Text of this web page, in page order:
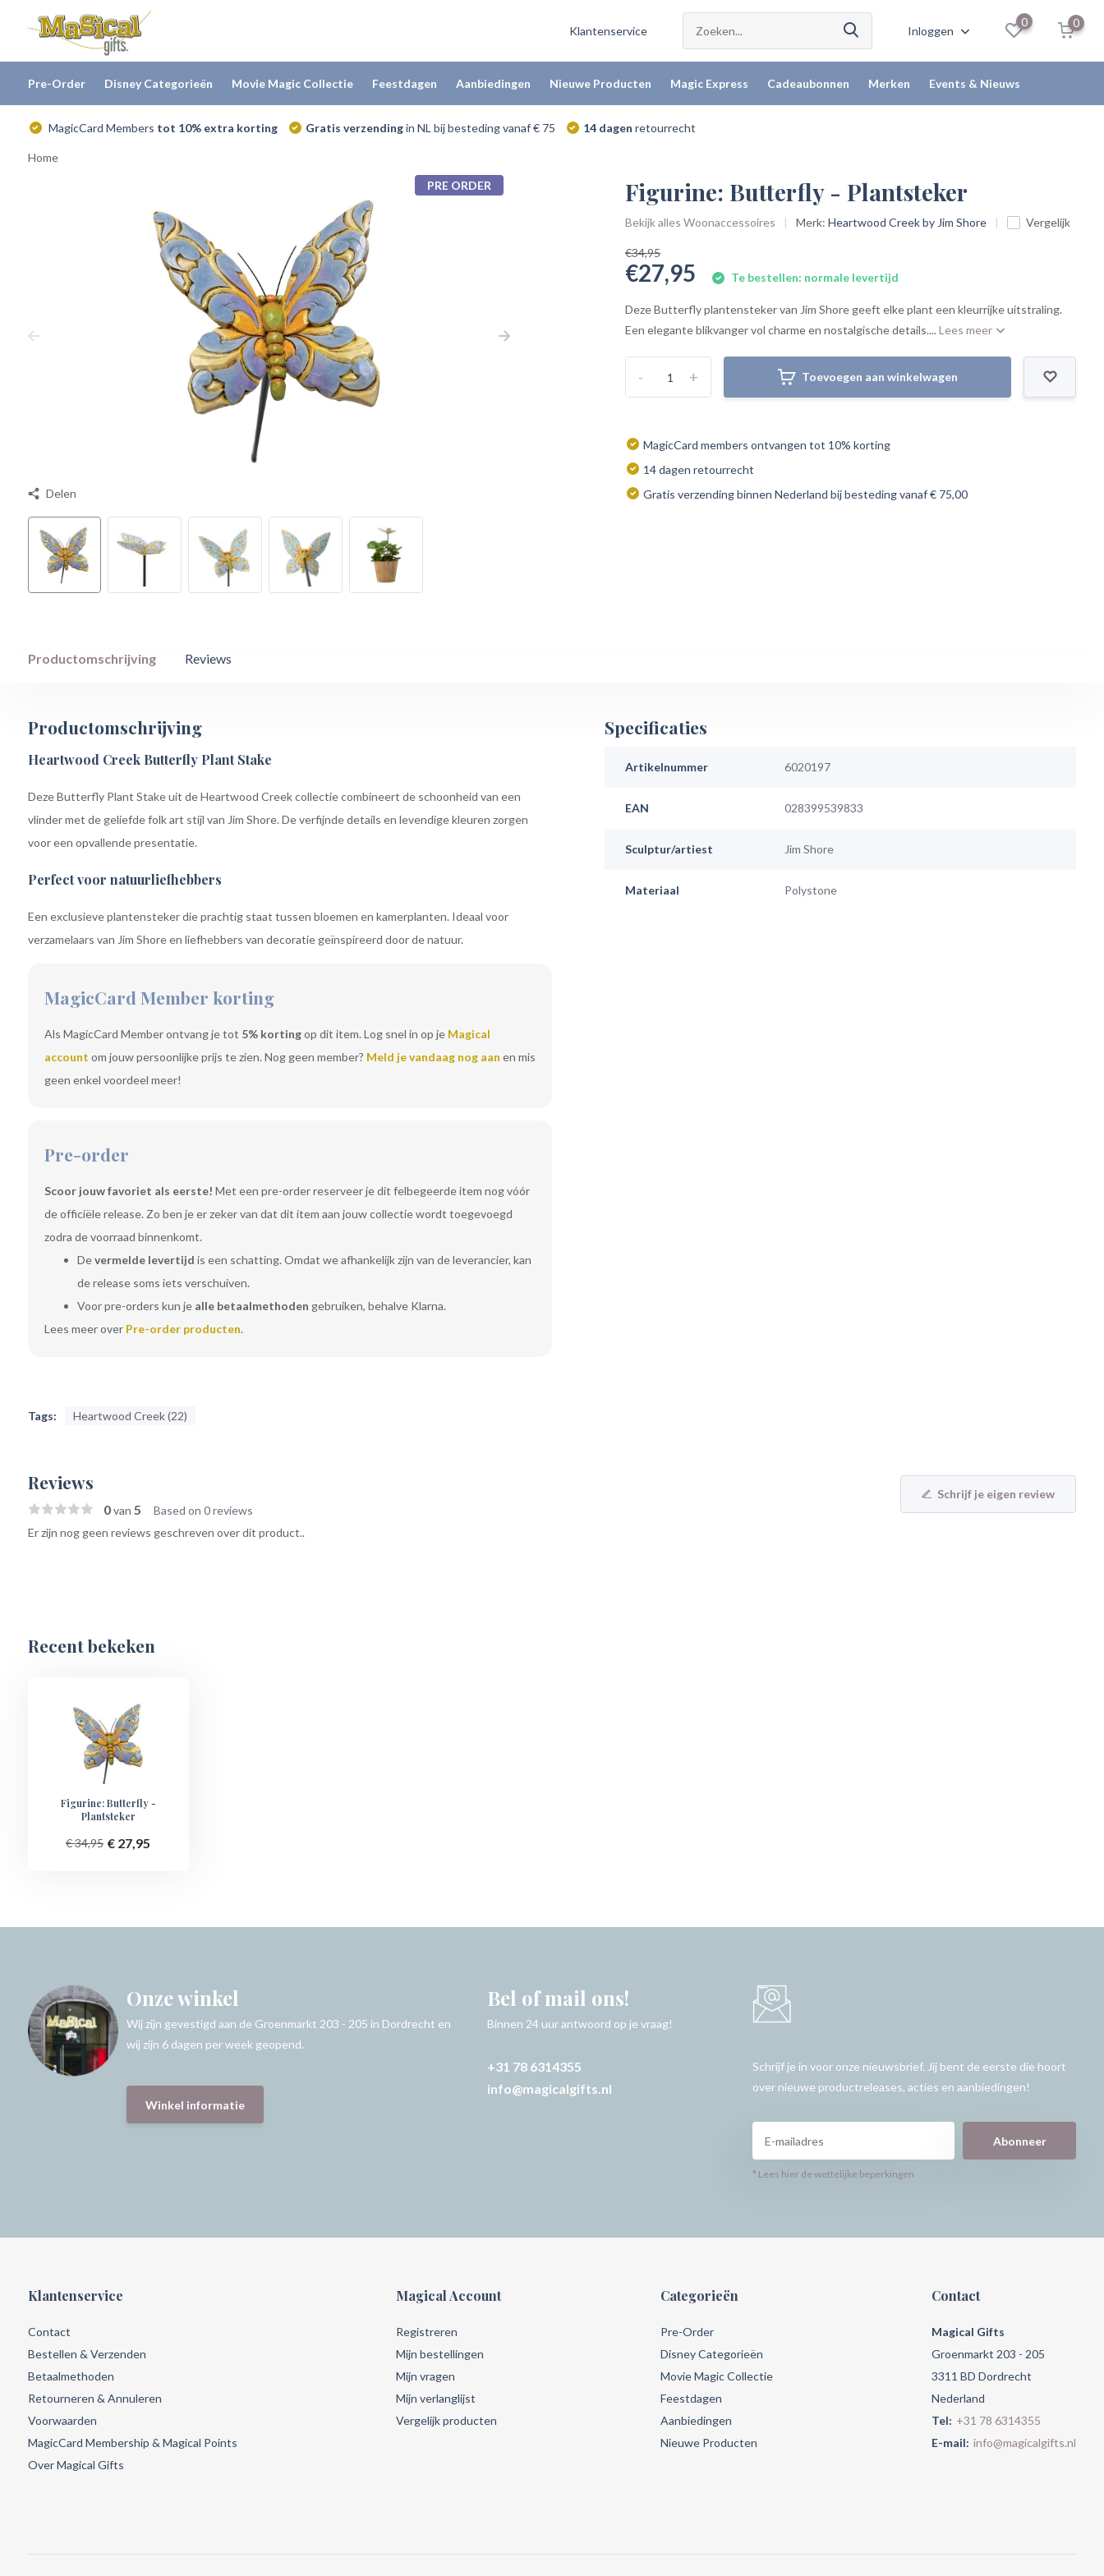
Klantenservice Inloggen
0 0
Pre-Order Disney Categorieën Movie Magic Collectie Feestdagen Aanbiedingen Nieuwe Producten Magic Express Cadeaubonnen Merken Events & Nieuws
MagicCard Members tot 10% extra korting Gratis verzendingin NL bij besteding vanaf € 75 14 dagen retourrecht
Home
PRE ORDER
Delen
Figurine: Butterfly - Plantsteker
Bekijk alles Woonaccessoires Merk:Heartwood Creek by Jim Shore Vergelijk
€34,95
€27,95 Te bestellen: normale levertijd
Deze Butterfly plantensteker van Jim Shore geeft elke plant een kleurrijke uitstraling.
Een elegante blikvanger vol charme en nostalgische details....Lees meer
+
- Toevoegen aan winkelwagen
MagicCard members ontvangen tot 10% korting
14 dagen retourrecht
Gratis verzending binnen Nederland bij besteding vanaf € 75,00
Productomschrijving Reviews
Productomschrijving
Heartwood Creek Butterfly Plant Stake
Deze Butterfly Plant Stake uit de Heartwood Creek collectie combineert de schoonheid van een
vlinder met de geliefde folk art stijl van Jim Shore. De verfijnde details en levendige kleuren zorgen
voor een opvallende presentatie.
Perfect voor natuurliefhebbers
Een exclusieve plantensteker die prachtig staat tussen bloemen en kamerplanten. Ideaal voor
verzamelaars van Jim Shore en liefhebbers van decoratie geïnspireerd door de natuur.
MagicCard Member korting
Als MagicCard Member ontvang je tot 5% kortingop dit item. Log snel in op je Magical
account om jouw persoonlijke prijs te zien. Nog geen member? Meld je vandaag nog aan en mis
geen enkel voordeel meer!
Pre-order
Scoor jouw favoriet als eerste! Met een pre-order reserveer je dit felbegeerde item nog vóór
de officiële release. Zo ben je er zeker van dat dit item aan jouw collectie wordt toegevoegd
zodra de voorraad binnenkomt.
Devermelde levertijd is een schatting. Omdat we afhankelijk zijn van de leverancier, kan
de release soms iets verschuiven.
Voor pre-orders kun je alle betaalmethoden gebruiken, behalve Klarna.
Lees meer over Pre-order producten.
Tags: Heartwood Creek (22)
Specificaties
Artikelnummer 6020197
EAN 028399539833
Sculptur/artiest Jim Shore
Materiaal Polystone
Reviews
0van 5 Based on 0 reviews
Schrijf je eigen review
Er zijn nog geen reviews geschreven over dit product..
Recent bekeken
Figurine: Butterfly -
Plantsteker
€ 34,95 € 27,95
Onze winkel
Wij zijn gevestigd aan de Groenmarkt 203 - 205 in Dordrecht en
wij zijn 6 dagen per week geopend.
Winkel informatie
Bel of mail ons!
Binnen 24 uur antwoord op je vraag!
+31 78 6314355
info@magicalgifts.nl
Schrijf je in voor onze nieuwsbrief. Jij bent de eerste die hoort
over nieuwe productreleases, acties en aanbiedingen!
Abonneer
* Lees hier de wettelijke beperkingen
Klantenservice
Contact
Bestellen & Verzenden
Betaalmethoden
Retourneren & Annuleren
Voorwaarden
MagicCard Membership & Magical Points
Over Magical Gifts
Magical Account
Registreren
Mijn bestellingen
Mijn vragen
Mijn verlanglijst
Vergelijk producten
Categorieën
Pre-Order
Disney Categorieën
Movie Magic Collectie
Feestdagen
Aanbiedingen
Nieuwe Producten
Contact
Magical Gifts
Groenmarkt 203 - 205
3311 BD Dordrecht
Nederland
Tel: +31 78 6314355
E-mail: info@magicalgifts.nl